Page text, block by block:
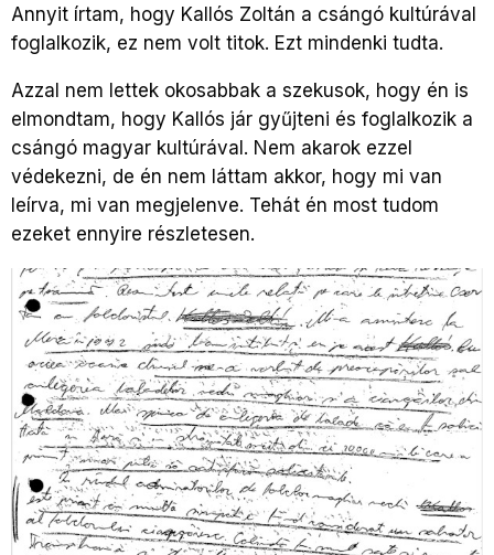
Annyit írtam, hogy Kallós Zoltán a csángó kultúrával
foglalkozik, ez nem volt titok. Ezt mindenki tudta.
Azzal nem lettek okosabbak a szekusok, hogy én is
elmondtam, hogy Kallós jár gyűjteni és foglalkozik a
csángó magyar kultúrával. Nem akarok ezzel
védekezni, de én nem láttam akkor, hogy mi van
leírva, mi van megjelenve. Tehát én most tudom
ezeket ennyire részletesen.